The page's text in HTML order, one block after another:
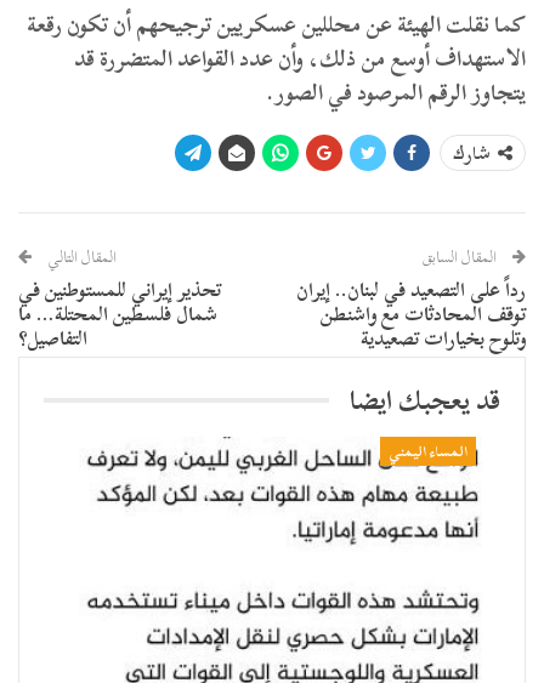
كما نقلت الهيئة عن محللين عسكريين ترجيحهم أن تكون رقعة
الاستهداف أوسع من ذلك، وأن عدد القواعد المتضررة قد
يتجاوز الرقم المرصود في الصور.
شارك
المقال السابق
رداً على التصعيد في لبنان.. إيران
توقف المحادثات مع واشنطن
وتلوح بخيارات تصعيدية
المقال التالي
تحذير إيراني للمستوطنين في
شمال فلسطين المحتلة… ما
التفاصيل؟
قد يعجبك ايضا
المساء اليمني